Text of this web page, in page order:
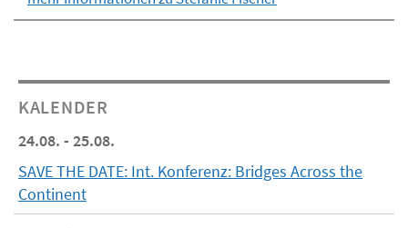
KALENDER
24.08. - 25.08.
SAVE THE DATE: Int. Konferenz: Bridges Across the
Continent